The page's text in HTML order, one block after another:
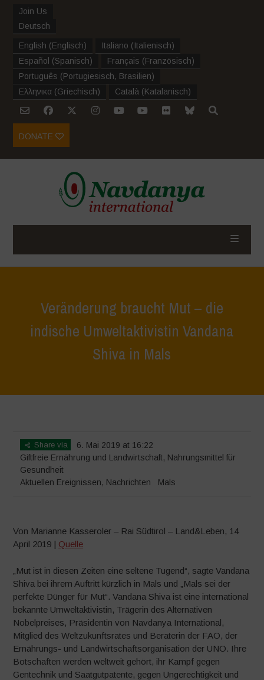
Join Us
Deutsch
English (Englisch) Italiano (Italienisch)
Español (Spanisch) Français (Französisch)
Português (Portugiesisch, Brasilien)
Ελληνικα (Griechisch) Català (Katalanisch)
DONATE
Veränderung braucht Mut – die
indische Umweltaktivistin Vandana
Shiva in Mals
Share via
6. Mai 2019 at 16:22
Giftfreie Ernährung und Landwirtschaft, Nahrungsmittel für
Gesundheit
Aktuellen Ereignissen, Nachrichten Mals
Von Marianne Kasseroler – Rai Südtirol – Land&Leben, 14
April 2019 | Quelle
„Mut ist in diesen Zeiten eine seltene Tugend“, sagte Vandana
Shiva bei ihrem Auftritt kürzlich in Mals und „Mals sei der
perfekte Dünger für Mut“. Vandana Shiva ist eine international
bekannte Umweltaktivistin, Trägerin des Alternativen
Nobelpreises, Präsidentin von Navdanya International,
Mitglied des Weltzukunftsrates und Beraterin der FAO, der
Ernährungs- und Landwirtschaftsorganisation der UNO. Ihre
Botschaften werden weltweit gehört, ihr Kampf gegen
Gentechnik und Saatgutpatente, gegen Ungerechtigkeit und